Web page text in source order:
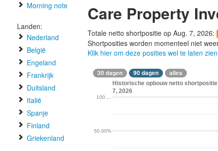
Morning note
Landen:
Nederland
België
Engeland
Frankrijk
Duitsland
Italië
Spanje
Finland
Griekenland
Care Property
Totale netto shortpositie op Aug. 7, 2026:
Shortposities worden momenteel niet
Klik hier om deze posities wel te laten zien
30 dagen 90 dagen alles
Historische opbouw netto
7, 2026
50.00%
100.…